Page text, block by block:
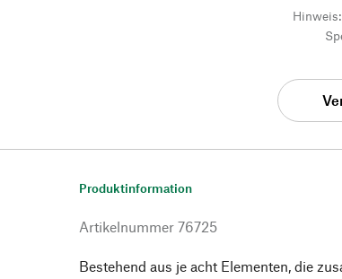
Produktinformation
Artikelnummer 76725
Bestehend aus je acht Elementen, die